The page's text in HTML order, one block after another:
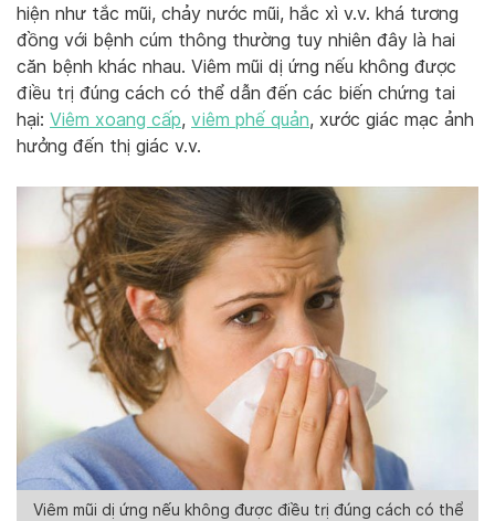
hiện như tắc mũi, chảy nước mũi, hắc xì v.v. khá tương
đồng với bệnh cúm thông thường tuy nhiên đây là hai
căn bệnh khác nhau. Viêm mũi dị ứng nếu không được
điều trị đúng cách có thể dẫn đến các biến chứng tai
hại: Viêm xoang cấp, viêm phế quản, xước giác mạc ảnh
hưởng đến thị giác v.v.
Viêm mũi dị ứng nếu không được điều trị đúng cách có thể